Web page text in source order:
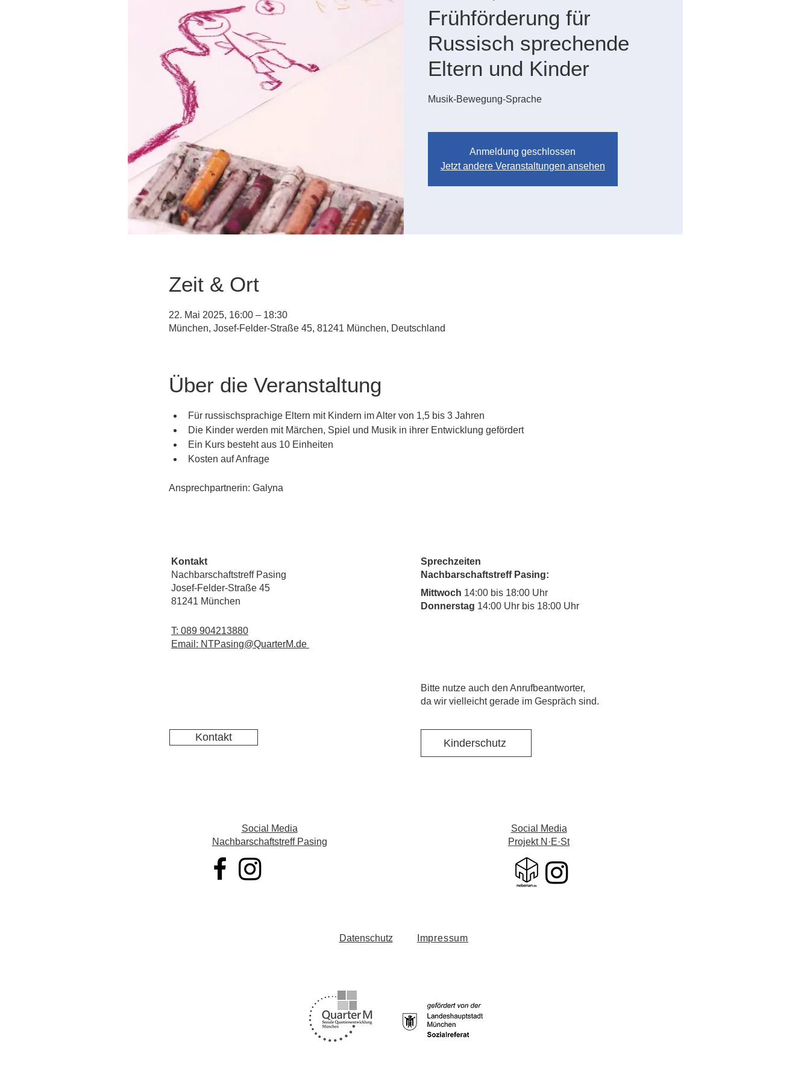
Frühförderung für
Russisch sprechende
Eltern und Kinder
Musik-Bewegung-Sprache
Anmeldung geschlossen
Jetzt andere Veranstaltungen ansehen
Zeit & Ort
22. Mai 2025, 16:00 – 18:30
München, Josef-Felder-Straße 45, 81241 München, Deutschland
Über die Veranstaltung
Für russischsprachige Eltern mit Kindern im Alter von 1,5 bis 3 Jahren
Die Kinder werden mit Märchen, Spiel und Musik in ihrer Entwicklung gefördert
Ein Kurs besteht aus 10 Einheiten
Kosten auf Anfrage
Ansprechpartnerin: Galyna
Kontakt
Nachbarschaftstreff Pasing
Josef-Felder-Straße 45
81241 München
T: 089 904213880
Email: NTPasing@QuarterM.de
Kontakt
Sprechzeiten
Nachbarschaftstreff Pasing:
Mittwoch 14:00 bis 18:00 Uhr
Donnerstag 14:00 Uhr bis 18:00 Uhr
​Bitte nutze auch den Anrufbeantworter,
da wir vielleicht gerade im Gespräch sind.
Kinderschutz
Social Media
Nachbarschaftstreff Pasing
Social Media
Projekt N·E·St
Datenschutz Impressum